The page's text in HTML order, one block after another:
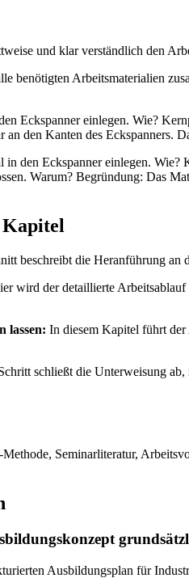
und klar verständlich den
benötigten Arbeitsmaterialien
Eckspanner einlegen. Wie?
an den Kanten des Eckspanners.
in den Eckspanner einlegen.
Warum? Begründung: Das
Kapitel
beschreibt die Heranführung
wird der detaillierte Arbeitsablauf
lassen: In diesem Kapitel führt
schließt die Unterweisung
Seminarliteratur,
Ausbildungsplan für